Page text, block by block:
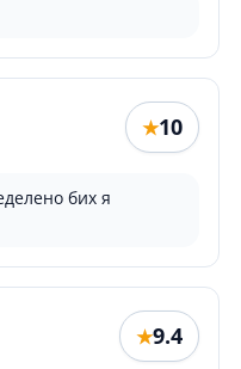
★10
бих я
★9.4